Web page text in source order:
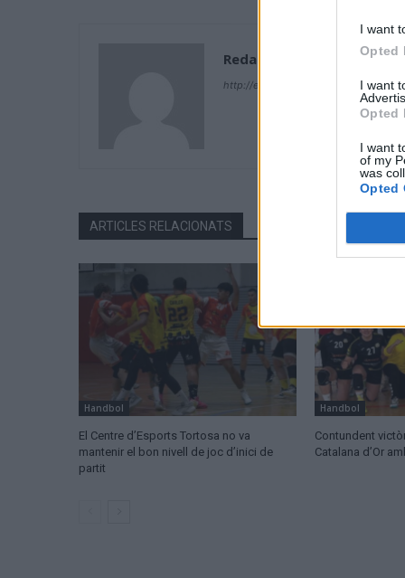
I want
Opted
I want
Opted
I want
of my
was
Opted
Redacció
http://ebresports.cat
ARTICLES RELACIONATS
Handbol
El Centre d’Esports Tortosa no va
mantenir el bon nivell de joc d’inici de
partit
Handbol
Contundent
Catalana d’Or